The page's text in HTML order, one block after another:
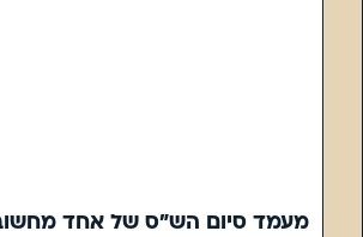
מעמד סיום הש"ס של אחד